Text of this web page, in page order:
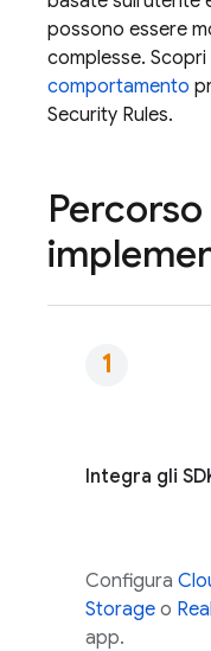
possono essere
complesse. Scopri
comportamento
Security Rules.
Percorso
Integra gli
Configura
Storage o
app.